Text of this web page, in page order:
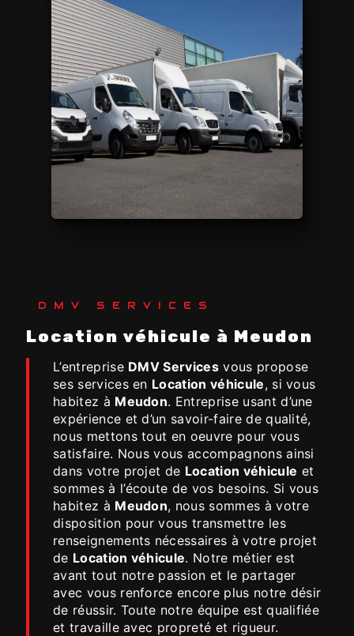
DMV SERVICES
Location véhicule à Meudon
L’entreprise DMV Services vous propose
ses services en Location véhicule, si vous
habitez à Meudon. Entreprise usant d’une
expérience et d’un savoir-faire de qualité,
nous mettons tout en oeuvre pour vous
satisfaire. Nous vous accompagnons ainsi
dans votre projet de Location véhicule et
sommes à l’écoute de vos besoins. Si vous
habitez à Meudon, nous sommes à votre
disposition pour vous transmettre les
renseignements nécessaires à votre projet
de Location véhicule. Notre métier est
avant tout notre passion et le partager
avec vous renforce encore plus notre désir
de réussir. Toute notre équipe est qualifiée
et travaille avec propreté et rigueur.